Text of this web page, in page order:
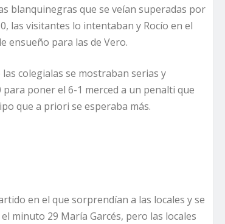
blanquinegras que se veían superadas por
las visitantes lo intentaban y Rocío en el
ensueño para las de Vero.
colegialas se mostraban serias y
poner el 6-1 merced a un penalti que
que a priori se esperaba más.
en el que sorprendían a las locales y se
minuto 29 María Garcés, pero las locales